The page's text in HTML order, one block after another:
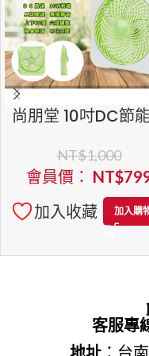
尚朋堂 10吋DC節
NT$1,000
會員價： NT$
加入收藏
加入購
客服專